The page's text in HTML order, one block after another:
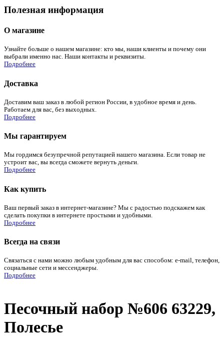
Полезная информация
О магазине
Узнайте больше о нашем магазине: кто мы, наши клиенты и почему они
выбрали именно нас. Наши контакты и реквизиты.
Подробнее
Доставка
Доставим ваш заказ в любой регион России, в удобное время и день.
Работаем для вас, без выходных.
Подробнее
Мы гарантируем
Мы гордимся безупречной репутацией нашего магазина. Если товар не
устроит вас, вы всегда сможете вернуть деньги.
Подробнее
Как купить
Ваш первый заказ в интернет-магазине? Мы с радостью подскажем как
сделать покупки в интернете простыми и удобными.
Подробнее
Всегда на связи
Связаться с нами можно любым удобным для вас способом: e-mail, телефон,
социальные сети и мессенджеры.
Подробнее
Песочный набор №606 63229,
Полесье